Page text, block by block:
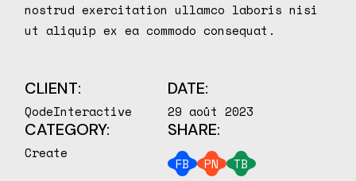
nostrud exercitation ullamco laboris nisi
ut aliquip ex ea commodo consequat.
CLIENT:
QodeInteractive
DATE:
29 août 2023
CATEGORY:
Create
SHARE:
FB PN TB